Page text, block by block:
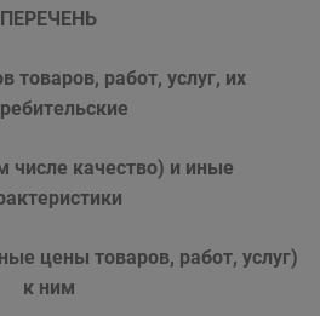
ПЕРЕЧЕНЬ
товаров, работ, услуг, их
числе качество) и иные
цены товаров, работ, услуг)
к ним